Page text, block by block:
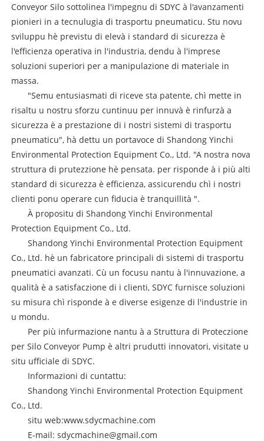
Conveyor Silo sottolinea l'impegnu di SDYC à l'avanzamenti
pionieri in a tecnulugia di trasportu pneumaticu. Stu novu
sviluppu hè previstu di elevà i standard di sicurezza è
l'efficienza operativa in l'industria, dendu à l'imprese
soluzioni superiori per a manipulazione di materiale in
massa.
"Semu entusiasmati di riceve sta patente, chì mette in
risaltu u nostru sforzu cuntinuu per innuvà è rinfurzà a
sicurezza è a prestazione di i nostri sistemi di trasportu
pneumaticu", hà dettu un portavoce di Shandong Yinchi
Environmental Protection Equipment Co., Ltd. "A nostra nova
struttura di prutezzione hè pensata. per risponde à i più alti
standard di sicurezza è efficienza, assicurendu chì i nostri
clienti ponu operare cun fiducia è tranquillità ".
À propositu di Shandong Yinchi Environmental
Protection Equipment Co., Ltd.
Shandong Yinchi Environmental Protection Equipment
Co., Ltd. hè un fabricatore principali di sistemi di trasportu
pneumatici avanzati. Cù un focusu nantu à l'innuvazione, a
qualità è a satisfaczione di i clienti, SDYC furnisce soluzioni
su misura chì risponde à e diverse esigenze di l'industrie in
u mondu.
Per più infurmazione nantu à a Struttura di Proteczione
per Silo Conveyor Pump è altri prudutti innovatori, visitate u
situ ufficiale di SDYC.
Informazioni di cuntattu:
Shandong Yinchi Environmental Protection Equipment
Co., Ltd.
situ web:www.sdycmachine.com
E-mail: sdycmachine@gmail.com